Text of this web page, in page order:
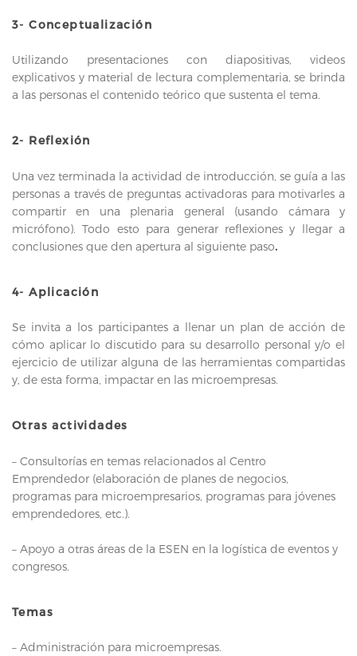
3- Conceptualización
Utilizando presentaciones con diapositivas, videos
explicativos y material de lectura complementaria, se brinda
a las personas el contenido teórico que sustenta el tema.
2- Reflexión
Una vez terminada la actividad de introducción, se guía a las
personas a través de preguntas activadoras para motivarles a
compartir en una plenaria general (usando cámara y
micrófono). Todo esto para generar reflexiones y llegar a
conclusiones que den apertura al siguiente paso.
4- Aplicación
Se invita a los participantes a llenar un plan de acción de
cómo aplicar lo discutido para su desarrollo personal y/o el
ejercicio de utilizar alguna de las herramientas compartidas
y, de esta forma, impactar en las microempresas.
Otras actividades
– Consultorías en temas relacionados al Centro
Emprendedor (elaboración de planes de negocios,
programas para microempresarios, programas para jóvenes
emprendedores, etc.).
– Apoyo a otras áreas de la ESEN en la logística de eventos y
congresos.
Temas
– Administración para microempresas.